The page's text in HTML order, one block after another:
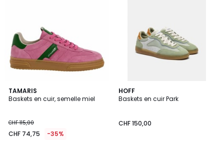
TAMARIS
Baskets en cuir, semelle miel
CHF 115,00
CHF 74,75 -35%
3
/
HOFF
Baskets en cuir Park
CHF 150,00